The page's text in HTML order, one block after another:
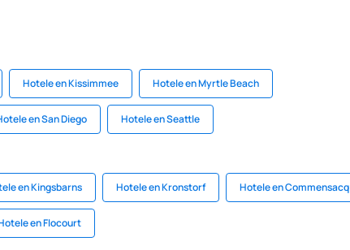
Hotele en Kissimmee Hotele en Myrtle Beach
en San Diego Hotele en Seattle
en Kingsbarns Hotele en Kronstorf Hotele en Commensacq
en Flocourt